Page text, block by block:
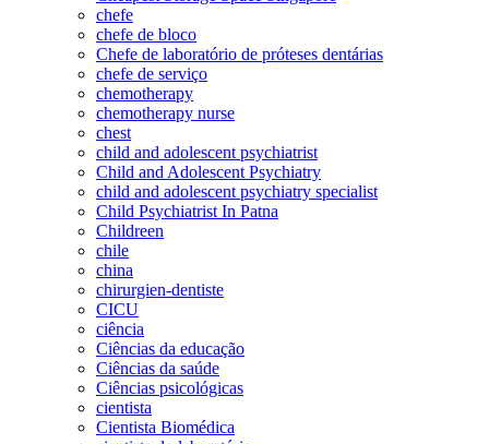
chefe
chefe de bloco
Chefe de laboratório de próteses dentárias
chefe de serviço
chemotherapy
chemotherapy nurse
chest
child and adolescent psychiatrist
Child and Adolescent Psychiatry
child and adolescent psychiatry specialist
Child Psychiatrist In Patna
Childreen
chile
china
chirurgien-dentiste
CICU
ciência
Ciências da educação
Ciências da saúde
Ciências psicológicas
cientista
Cientista Biomédica